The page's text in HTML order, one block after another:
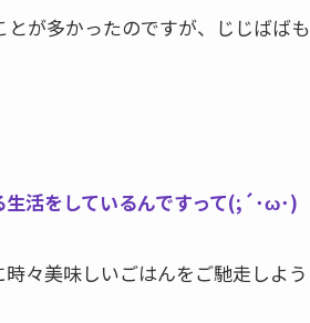
が多かったのですが、じじばばも
活をしているんですって(;´･ω･)
々美味しいごはんをご馳走しよう